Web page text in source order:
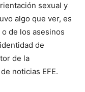
sexual y
algo que ver, es
de los asesinos
de
de la
noticias EFE.